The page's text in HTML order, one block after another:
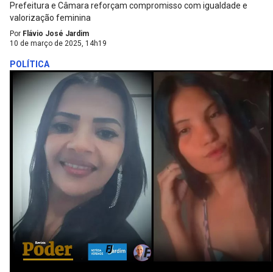
Prefeitura e Câmara reforçam compromisso com igualdade e
valorização feminina
Por Flávio José Jardim
10 de março de 2025, 14h19
POLÍTICA